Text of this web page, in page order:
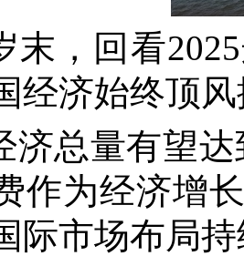
末，回看
经济始终顶
济总量有望达
作为经济增
际市场布局